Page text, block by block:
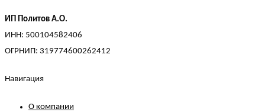
ИП Политов А.О.
ИНН: 500104582406
ОГРНИП: 319774600262412
Навигация
О компании